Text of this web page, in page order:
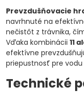
Prevzdušňovacie
navrhnuté na
nečistôt z trávnika,
Vďaka kombinácii 11
efektívne
priepustnosť pre vodu
Technické